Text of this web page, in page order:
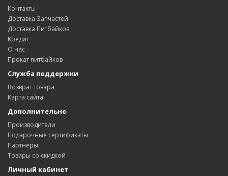
Контакты
Доставка Запчастей
Доставка Питбайков
Кредит
О нас
Прокат питбайков
Служба поддержки
Возврат товара
Карта сайта
Дополнительно
Производители
Подарочные сертификаты
Партнёры
Товары со скидкой
Личный кабинет